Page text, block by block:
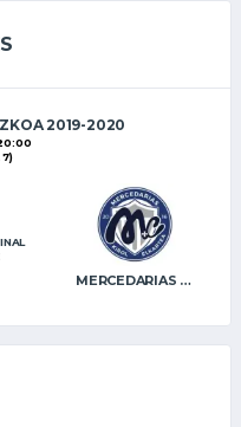
2019-2020
7)
MERCEDARIAS KE